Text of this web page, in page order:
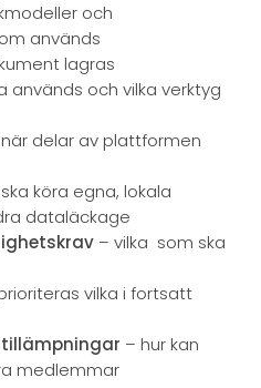
och
används
lagras
används och vilka verktyg
delar av plattformen
köra egna, lokala
dataläckage
– vilka som ska
vilka i fortsatt
tillämpningar – hur kan
medlemmar